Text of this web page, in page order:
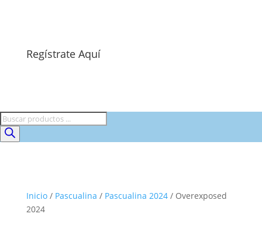
Regístrate Aquí
Búsqueda
de
productos
Inicio/ Pascualina / Pascualina 2024/ Overexposed
2024